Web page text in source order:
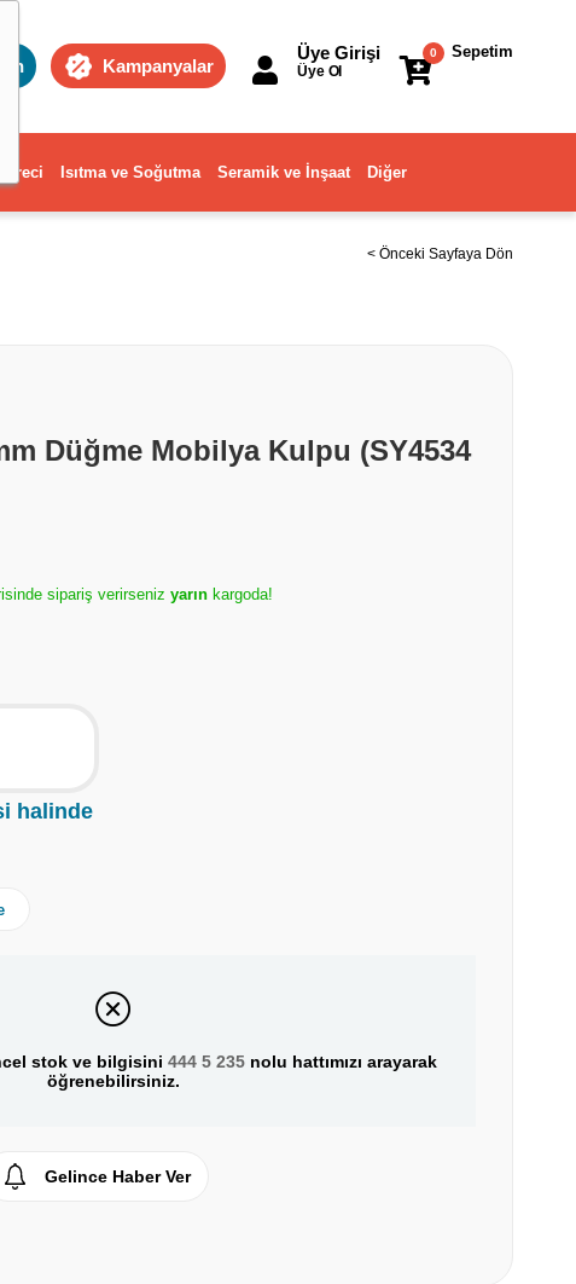
Kampanyalar
Sepetim
0
Üye Girişi
Üye Ol
Isıtma ve Soğutma Seramik ve İnşaat Diğer
< Önceki Sayfaya Dön
Düğme Mobilya Kulpu (SY4534
sipariş verirseniz yarın kargoda!
halinde
stok ve bilgisini 444 5 235nolu hattımızı arayarak
öğrenebilirsiniz.
Gelince Haber Ver